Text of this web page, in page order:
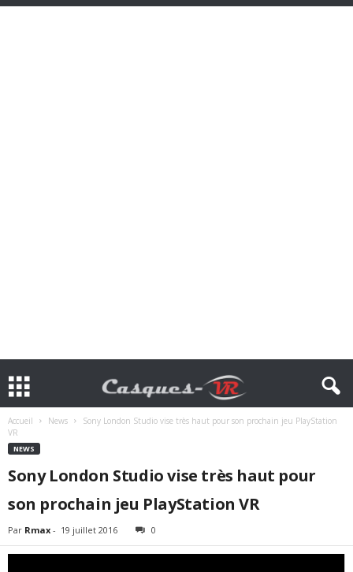
Accueil News
Sony London Studio vise très haut pour son prochain jeu PlayStation
VR
NEWS
Sony London Studio vise très haut pour
son prochain jeu PlayStation VR
Par Rmax - 19 juillet 2016 0